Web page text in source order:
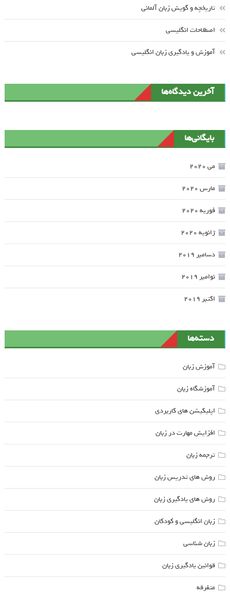
تاریخچه و گویش زبان آلمانی
اصطلاحات انگلیسی
آموزش و یادگیری زبان انگلیسی
آخرین دیدگاه‌ها
بایگانی‌ها
می 2020
مارس 2020
فوریه 2020
ژانویه 2020
دسامبر 2019
نوامبر 2019
اکتبر 2019
دسته‌ها
آموزش زبان
آموزشگاه زبان
اپلیکیشن های کاربردی
افزایش مهارت در زبان
ترجمه زبان
روش های تدریس زبان
روش های یادگیری زبان
زبان انگلیسی و کودکان
زبان شناسی
قوانین یادگیری زبان
متفرقه